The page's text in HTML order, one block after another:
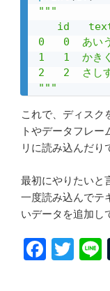
"""
id
0   0  あい
1   1  かきく
2   2  さし
"""
これで、ディスク
トやデータフレ
リに読み込んだり
最初にやりたいと
一度読み込んでテ
いデータを追加し
F
T